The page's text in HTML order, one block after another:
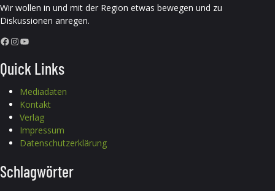
Wir wollen in und mit der Region etwas bewegen und zu
Diskussionen anregen.
Facebook InstagramYouTube
Quick Links
Mediadaten
Kontakt
Verlag
Impressum
Datenschutzerklärung
Schlagwörter